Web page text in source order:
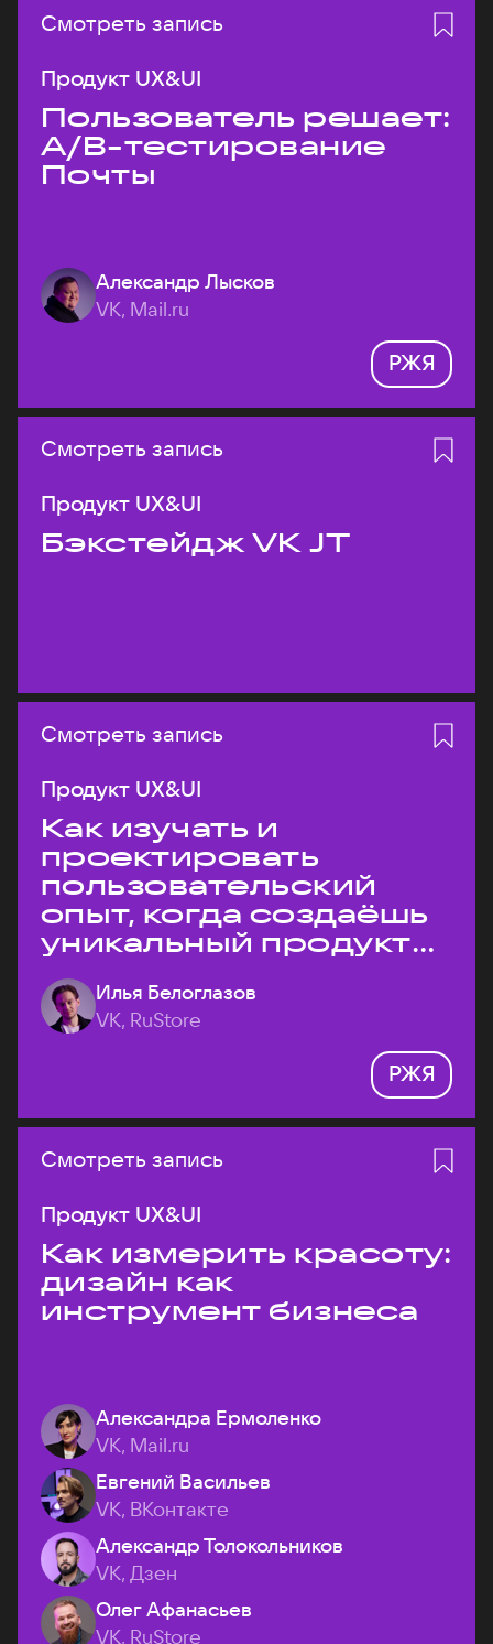
Смотреть запись
Продукт UX&UI
Пользователь решает:
A/B-тестирование
Почты
Александр Лысков
VK, Mail.ru
РЖЯ
Смотреть запись
Продукт UX&UI
Бэкстейдж VK JT
Смотреть запись
Продукт UX&UI
Как изучать и
проектировать
пользовательский
опыт, когда создаёшь
уникальный продукт
на рынке?
Илья Белоглазов
VK, RuStore
РЖЯ
Смотреть запись
Продукт UX&UI
Как измерить красоту:
дизайн как
инструмент бизнеса
Александра Ермоленко
VK, Mail.ru
Евгений Васильев
VK, ВКонтакте
Александр Толокольников
VK, Дзен
Олег Афанасьев
VK, RuStore